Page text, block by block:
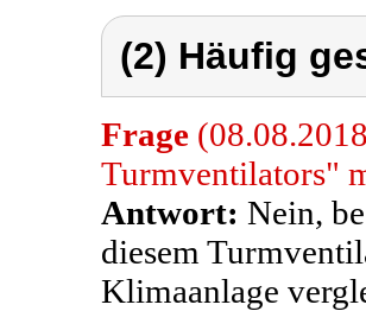
(2) Häufig
Frage
Turmventilators"
Antwort: Nein,
diesem
Klimaanlage